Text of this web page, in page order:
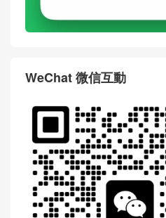
WeChat 微信互動